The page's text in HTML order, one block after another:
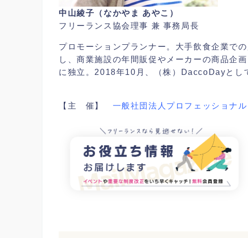
中山綾子（なかやま あやこ）
フリーランス協会理事 兼 事務局長
プロモーションプランナー。大手飲食企業で
し、商業施設の年間販促やメーカーの商品企
に独立。2018年10月、（株）DaccoDayとし
【主 催】 一般社団法人プロフェッショナ